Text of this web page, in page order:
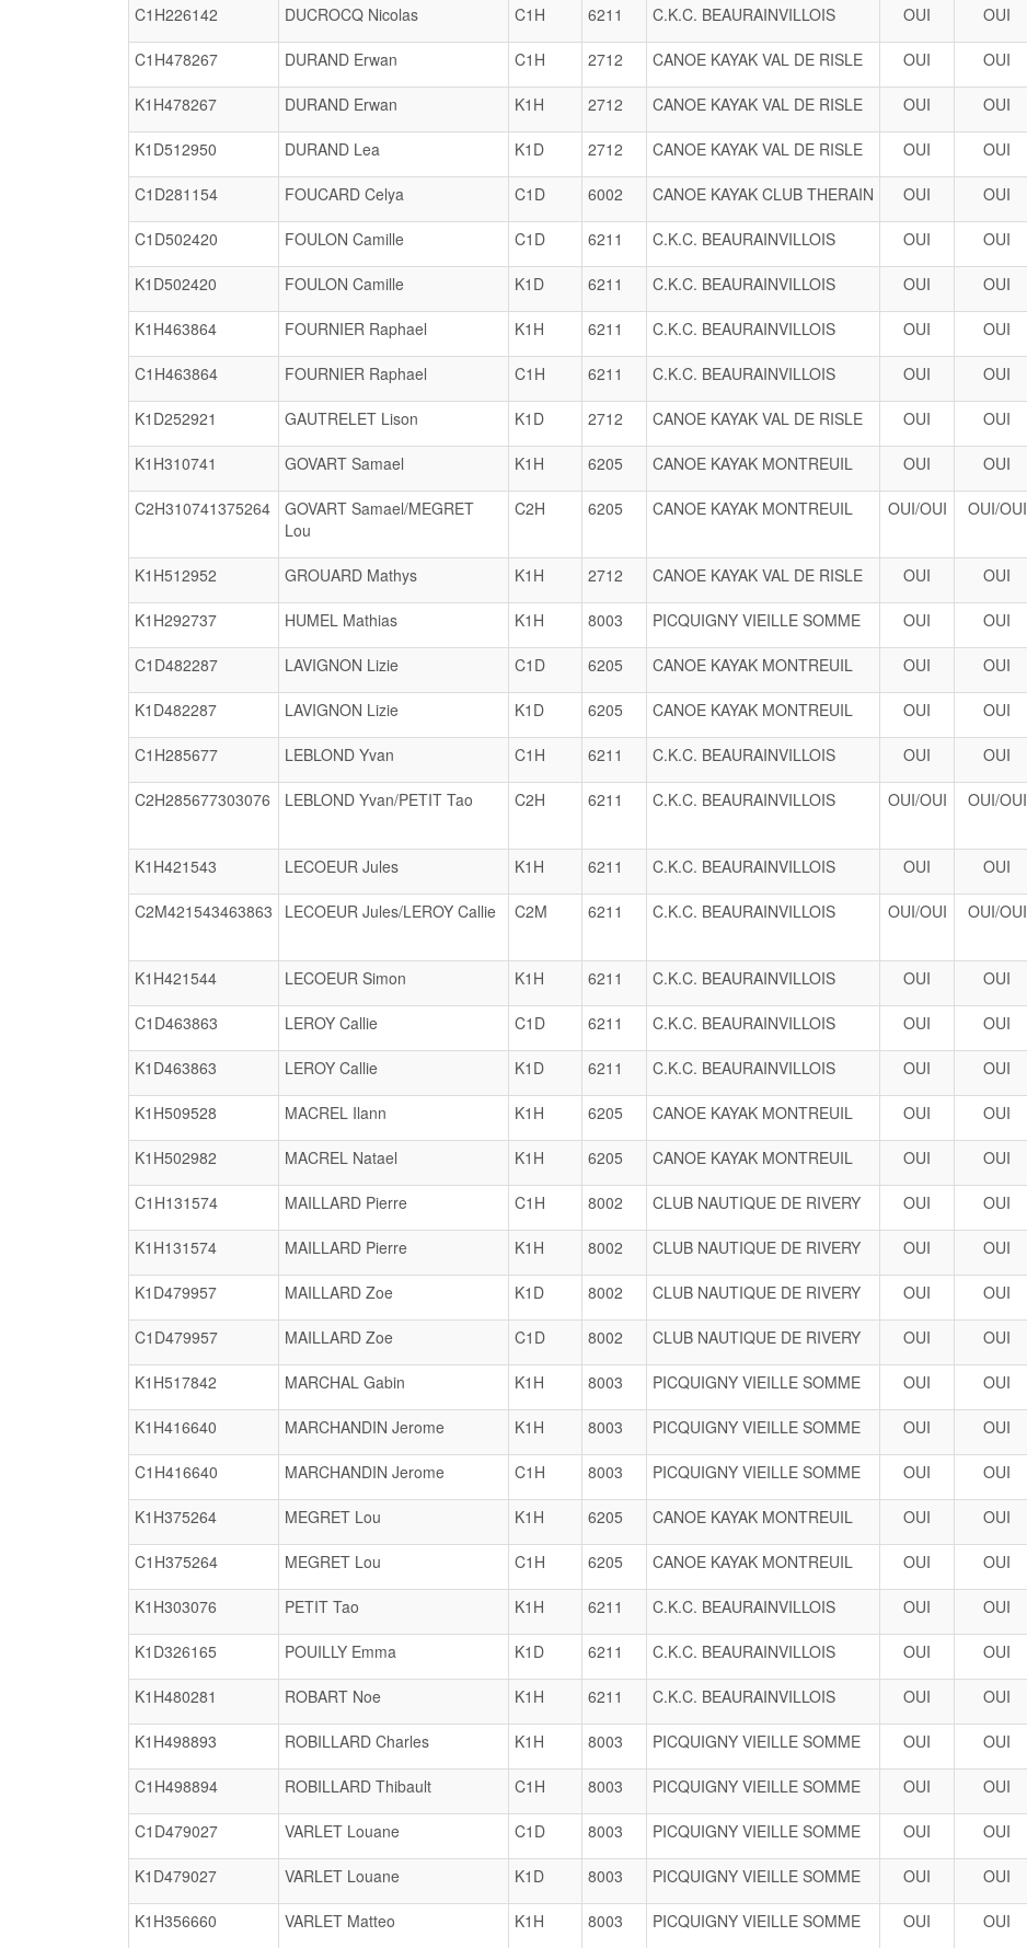
C1H226142 DUCROCQ Nicolas C1H 6211 C.K.C. BEAURAINVILLOIS OUI OUI
C1H478267 DURAND Erwan C1H 2712 CANOE KAYAK VAL DE RISLE OUI OUI
K1H478267 DURAND Erwan K1H 2712 CANOE KAYAK VAL DE RISLE OUI OUI
K1D512950 DURAND Lea K1D 2712 CANOE KAYAK VAL DE RISLE OUI OUI
C1D281154 FOUCARD Celya C1D 6002 CANOE KAYAK CLUB THERAIN OUI OUI
C1D502420 FOULON Camille C1D 6211 C.K.C. BEAURAINVILLOIS OUI OUI
K1D502420 FOULON Camille K1D 6211 C.K.C. BEAURAINVILLOIS OUI OUI
K1H463864 FOURNIER Raphael K1H 6211 C.K.C. BEAURAINVILLOIS OUI OUI
C1H463864 FOURNIER Raphael C1H 6211 C.K.C. BEAURAINVILLOIS OUI OUI
K1D252921 GAUTRELET Lison K1D 2712 CANOE KAYAK VAL DE RISLE OUI OUI
K1H310741 GOVART Samael K1H 6205 CANOE KAYAK MONTREUIL OUI OUI
C2H310741375264
GOVART Samael/MEGRET
Lou
C2H 6205 CANOE KAYAK MONTREUIL OUI/OUI
OUI/OUI
K1H512952 GROUARD Mathys K1H 2712 CANOE KAYAK VAL DE RISLE OUI OUI
K1H292737 HUMEL Mathias K1H 8003 PICQUIGNY VIEILLE SOMME OUI OUI
C1D482287 LAVIGNON Lizie C1D 6205 CANOE KAYAK MONTREUIL OUI OUI
K1D482287 LAVIGNON Lizie K1D 6205 CANOE KAYAK MONTREUIL OUI OUI
C1H285677 LEBLOND Yvan C1H 6211 C.K.C. BEAURAINVILLOIS OUI OUI
C2H285677303076 LEBLOND Yvan/PETIT Tao C2H 6211 C.K.C. BEAURAINVILLOIS OUI/OUI
OUI/OUI
K1H421543 LECOEUR Jules K1H 6211 C.K.C. BEAURAINVILLOIS OUI OUI
C2M421543463863 LECOEUR Jules/LEROY Callie C2M 6211 C.K.C. BEAURAINVILLOIS OUI/OUI
OUI/OUI
K1H421544 LECOEUR Simon K1H 6211 C.K.C. BEAURAINVILLOIS OUI OUI
C1D463863 LEROY Callie C1D 6211 C.K.C. BEAURAINVILLOIS OUI OUI
K1D463863 LEROY Callie K1D 6211 C.K.C. BEAURAINVILLOIS OUI OUI
K1H509528 MACREL Ilann K1H 6205 CANOE KAYAK MONTREUIL OUI OUI
K1H502982 MACREL Natael K1H 6205 CANOE KAYAK MONTREUIL OUI OUI
C1H131574 MAILLARD Pierre C1H 8002 CLUB NAUTIQUE DE RIVERY OUI OUI
K1H131574 MAILLARD Pierre K1H 8002 CLUB NAUTIQUE DE RIVERY OUI OUI
K1D479957 MAILLARD Zoe K1D 8002 CLUB NAUTIQUE DE RIVERY OUI OUI
C1D479957 MAILLARD Zoe C1D 8002 CLUB NAUTIQUE DE RIVERY OUI OUI
K1H517842 MARCHAL Gabin K1H 8003 PICQUIGNY VIEILLE SOMME OUI OUI
K1H416640 MARCHANDIN Jerome K1H 8003 PICQUIGNY VIEILLE SOMME OUI OUI
C1H416640 MARCHANDIN Jerome C1H 8003 PICQUIGNY VIEILLE SOMME OUI OUI
K1H375264 MEGRET Lou K1H 6205 CANOE KAYAK MONTREUIL OUI OUI
C1H375264 MEGRET Lou C1H 6205 CANOE KAYAK MONTREUIL OUI OUI
K1H303076 PETIT Tao K1H 6211 C.K.C. BEAURAINVILLOIS OUI OUI
K1D326165 POUILLY Emma K1D 6211 C.K.C. BEAURAINVILLOIS OUI OUI
K1H480281 ROBART Noe K1H 6211 C.K.C. BEAURAINVILLOIS OUI OUI
K1H498893 ROBILLARD Charles K1H 8003 PICQUIGNY VIEILLE SOMME OUI OUI
C1H498894 ROBILLARD Thibault C1H 8003 PICQUIGNY VIEILLE SOMME OUI OUI
C1D479027 VARLET Louane C1D 8003 PICQUIGNY VIEILLE SOMME OUI OUI
K1D479027 VARLET Louane K1D 8003 PICQUIGNY VIEILLE SOMME OUI OUI
K1H356660 VARLET Matteo K1H 8003 PICQUIGNY VIEILLE SOMME OUI OUI